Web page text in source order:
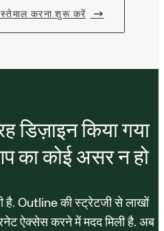
करना शुरू करें
डिज़ाइन किया गया
का कोई असर न हो
है. Outline की स्ट्रेटजी से लाखों
ऐक्सेस करने में मदद मिली है. अब